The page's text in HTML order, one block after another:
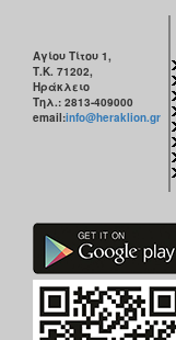
Αγίου Τίτου 1,
Τ.Κ. 71202,
Ηράκλειο
Τηλ.: 2813-409000
email:info@heraklion.gr